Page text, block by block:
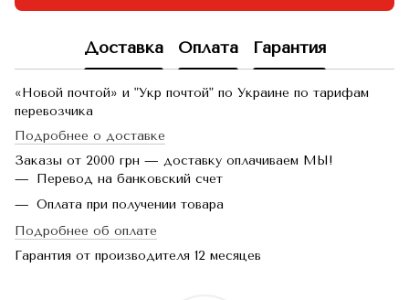
Доставка Оплата Гарантия
«Новой почтой» и "Укр почтой" по Украине по тарифам
перевозчика
Подробнее о доставке
Заказы от 2000 грн — доставку оплачиваем МЫ!
Перевод на банковский счет
Оплата при получении товара
Подробнее об оплате
Гарантия от производителя 12 месяцев